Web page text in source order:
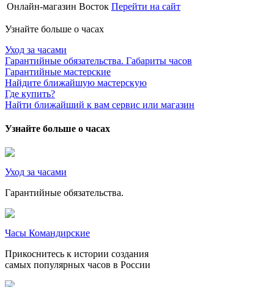
Онлайн-магазин Восток Перейти на сайт
Узнайте больше о часах
Уход за часами
Гарантийные обязательства. Габариты часов
Гарантийные мастерские
Найдите ближайшую мастерскую
Где купить?
Найти ближайший к вам сервис или магазин
Узнайте больше о часах
Уход за часами
Гарантийные обязательства.
Часы Командирские
Прикоснитесь к истории создания
самых популярных часов в России